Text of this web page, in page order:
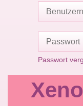
Passwort